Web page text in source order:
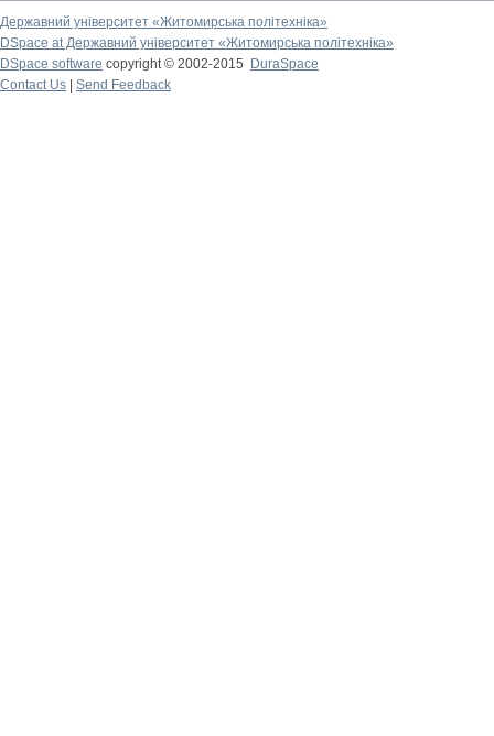
Державний університет «Житомирська політехніка»
DSpace at Державний університет «Житомирська політехніка»
DSpace software copyright © 2002-2015
DuraSpace
Contact Us
Send Feedback